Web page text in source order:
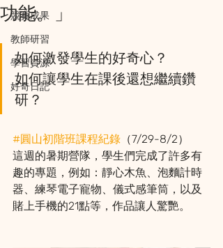
競賽成果
教師研習
學習資源
好奇日記
功能。」
如何激發學生的好奇心？
如何讓學生在課後還想繼續鑽
研？
#圓山初階班課程紀錄 （7/29-8/2）
這週的暑期營隊，學生們完成了許多有
趣的專題，例如：靜心木魚、泡麵計時
器、練琴電子寵物、儀式感筆筒，以及
賭上手機的21點等，作品讓人驚艷。